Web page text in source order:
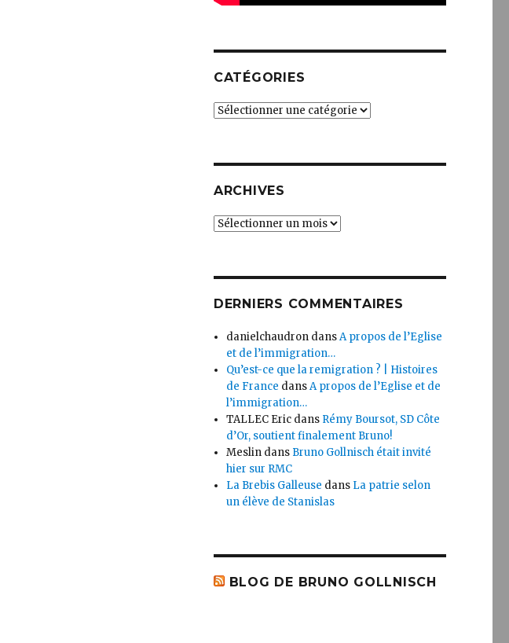
CATÉGORIES
Catégories
ARCHIVES
Archives
DERNIERS COMMENTAIRES
danielchaudron dansA propos de l’Eglise
et de l’immigration…
Qu’est-ce que la remigration ? | Histoires
de France dansA propos de l’Eglise et de
l’immigration…
TALLEC Eric dans Rémy Boursot, SD Côte
d’Or, soutient finalement Bruno!
Meslin dans Bruno Gollnisch était invité
hier sur RMC
La Brebis Galleuse dans La patrie selon
un élève de Stanislas
BLOG DE BRUNO GOLLNISCH